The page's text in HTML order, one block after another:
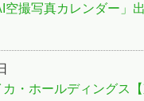
空撮写真カレンダー」
カ・ホールディングス